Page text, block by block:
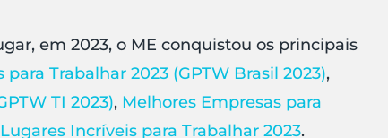
em 2023, o ME conquistou os principais
Trabalhar 2023 (GPTW Brasil 2023),
TI 2023), Melhores Empresas para
Lugares Incríveis para Trabalhar 2023.